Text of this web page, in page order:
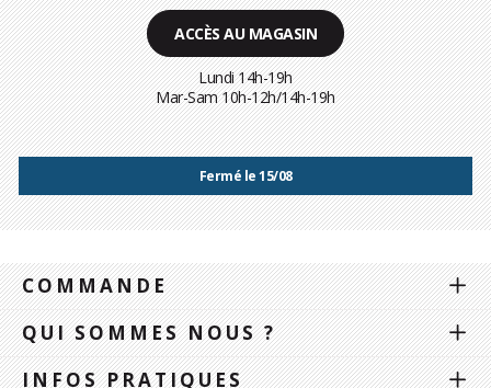
ACCÈS AU MAGASIN
Lundi 14h-19h
Mar-Sam 10h-12h/14h-19h
Fermé le 15/08
COMMANDE
QUI SOMMES NOUS ?
INFOS PRATIQUES